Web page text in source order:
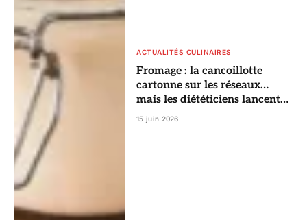
ACTUALITÉS CULINAIRES
Fromage : la cancoillotte
cartonne sur les réseaux…
mais les diététiciens lancent
un avertissement
15 juin 2026